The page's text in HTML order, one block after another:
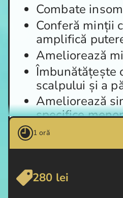
Combate
Conferă minții
amplifică
Ameliorează
Îmbunătățește
scalpului și a
Ameliorează
specifice
În cadrul Centrului
folosind ulei de
rece sau ulei de
1 oră
280 lei